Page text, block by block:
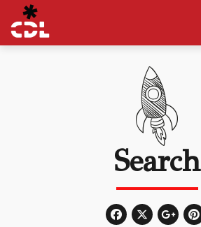
Search